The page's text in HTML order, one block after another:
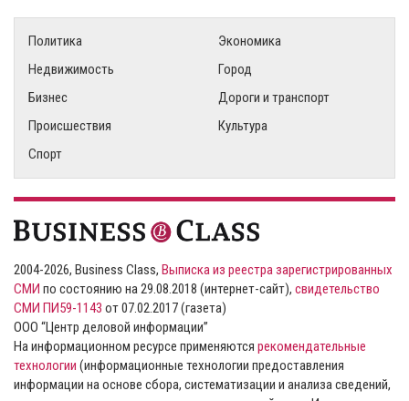
Политика
Экономика
Недвижимость
Город
Бизнес
Дороги и транспорт
Происшествия
Культура
Спорт
2004-2026, Business Class, Выписка из реестра зарегистрированных
СМИ по состоянию на 29.08.2018 (интернет-сайт), свидетельство
СМИ ПИ59-1143 от 07.02.2017 (газета)
ООО “Центр деловой информации”
На информационном ресурсе применяются рекомендательные
технологии (информационные технологии предоставления
информации на основе сбора, систематизации и анализа сведений,